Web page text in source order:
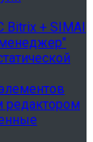
Bitrix + SIMAI
редактором